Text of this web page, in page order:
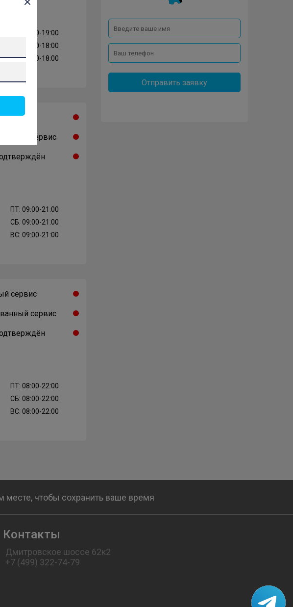
ПТ: 10:00-19:00
СБ: 11:00-18:00
ВС: 11:00-18:00
сервис
сервис
ПТ: 09:00-21:00
СБ: 09:00-21:00
ВС: 09:00-21:00
сервис
сервис
ПТ: 08:00-22:00
СБ: 08:00-22:00
ВС: 08:00-22:00
Отправить заявку
чтобы сохранить ваше время
Контакты
Дмитровское шоссе 62к2
+7 (499) 322-74-79